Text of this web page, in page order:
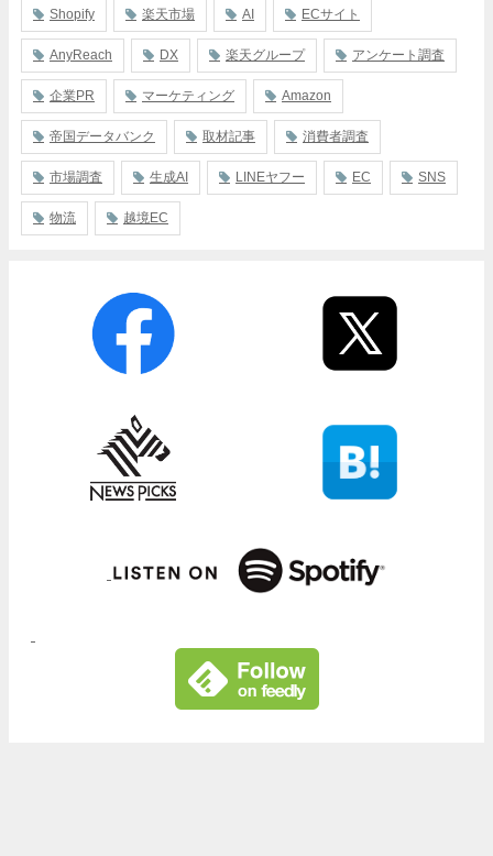
Shopify 楽天市場 AI ECサイト
AnyReach DX 楽天グループ アンケート調査
企業PR マーケティング Amazon
帝国データバンク 取材記事 消費者調査
市場調査 生成AI LINEヤフー EC SNS
物流 越境EC